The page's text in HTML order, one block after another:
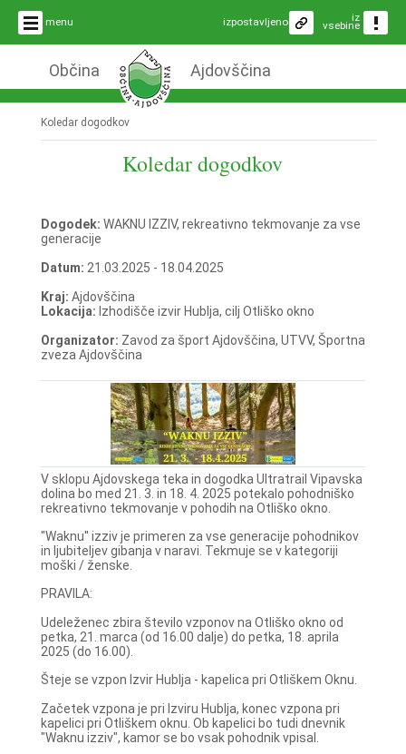
menu iz
vsebine
izpostavljeno
Občina Ajdovščina
Koledar dogodkov
Koledar dogodkov
Dogodek: WAKNU IZZIV, rekreativno tekmovanje za vse
generacije
Datum: 21.03.2025 - 18.04.2025
Kraj: Ajdovščina
Lokacija: Izhodišče izvir Hublja, cilj Otliško okno
Organizator: Zavod za šport Ajdovščina, UTVV, Športna
zveza Ajdovščina
V sklopu Ajdovskega teka in dogodka Ultratrail Vipavska
dolina bo med 21. 3. in 18. 4. 2025 potekalo pohodniško
rekreativno tekmovanje v pohodih na Otliško okno.
"Waknu'' izziv je primeren za vse generacije pohodnikov
in ljubiteljev gibanja v naravi. Tekmuje se v kategoriji
moški / ženske.
PRAVILA:
Udeleženec zbira število vzponov na Otliško okno od
petka, 21. marca (od 16.00 dalje) do petka, 18. aprila
2025 (do 16.00).
Šteje se vzpon Izvir Hublja - kapelica pri Otliškem Oknu.
Začetek vzpona je pri Izviru Hublja, konec vzpona pri
kapelici pri Otliškem oknu. Ob kapelici bo tudi dnevnik
"Waknu izziv", kamor se bo vsak pohodnik vpisal.